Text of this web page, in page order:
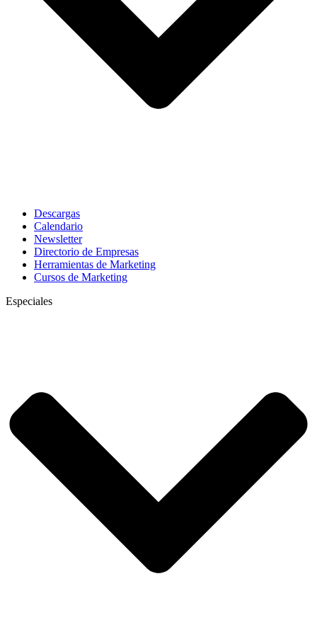
Descargas
Calendario
Newsletter
Directorio de Empresas
Herramientas de Marketing
Cursos de Marketing
Especiales